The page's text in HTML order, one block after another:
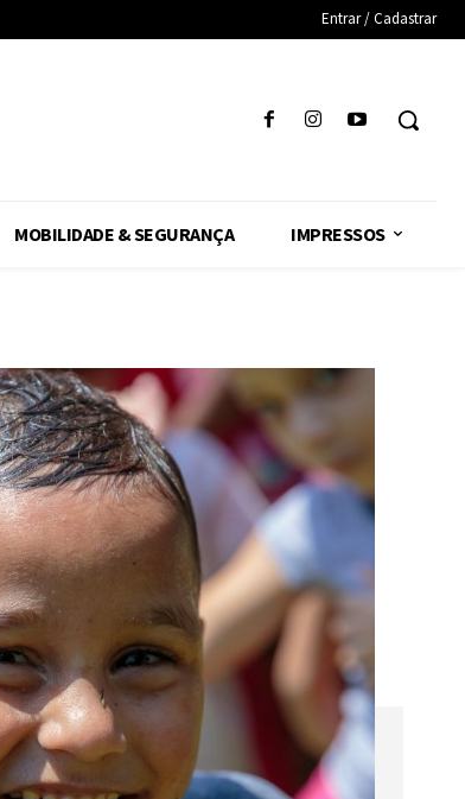
Entrar / Cadastrar
MOBILIDADE & SEGURANÇA IMPRESSOS